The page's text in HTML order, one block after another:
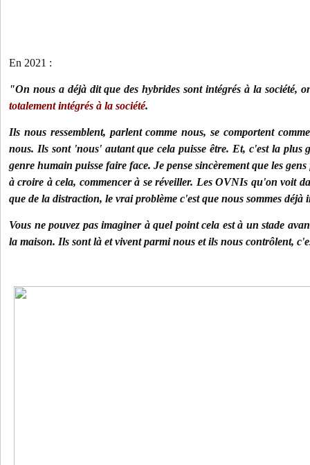
En 2021 :
"On nous a déjà dit que des hybrides sont intégrés à la société,
totalement intégrés à la société.
Ils nous ressemblent, parlent comme nous, se comportent
nous. Ils sont 'nous' autant que cela puisse être. Et, c'est la plus
genre humain puisse faire face. Je pense sincèrement que les
à croire à cela, commencer à se réveiller. Les OVNIs qu'on voit
que de la distraction, le vrai problème c'est que nous sommes déjà
Vous ne pouvez pas imaginer à quel point cela est à un stade
la maison. Ils sont là et vivent parmi nous et ils nous contrôlent,